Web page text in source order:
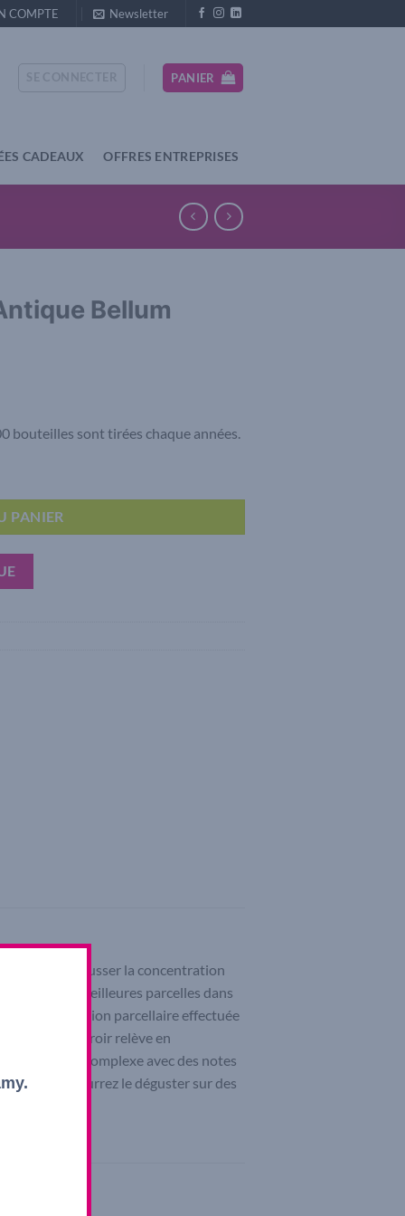
COMPTE Newsletter
PANIER
CADEAUX OFFRES ENTREPRISES
Bellum
bouteilles sont tirées chaque années.
PANIER
visant à pousser la concentration
des meilleures parcelles dans
La sélection parcellaire effectuée
ce micro-terroir relève en
subtil et complexe avec des notes
Vous pourrez le déguster sur des